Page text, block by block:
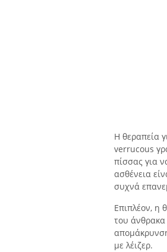
Η θεραπεία
verrucous
πίσσας για
ασθένεια
συχνά
Επιπλέον, η
του άνθρακα
με λέιζερ.